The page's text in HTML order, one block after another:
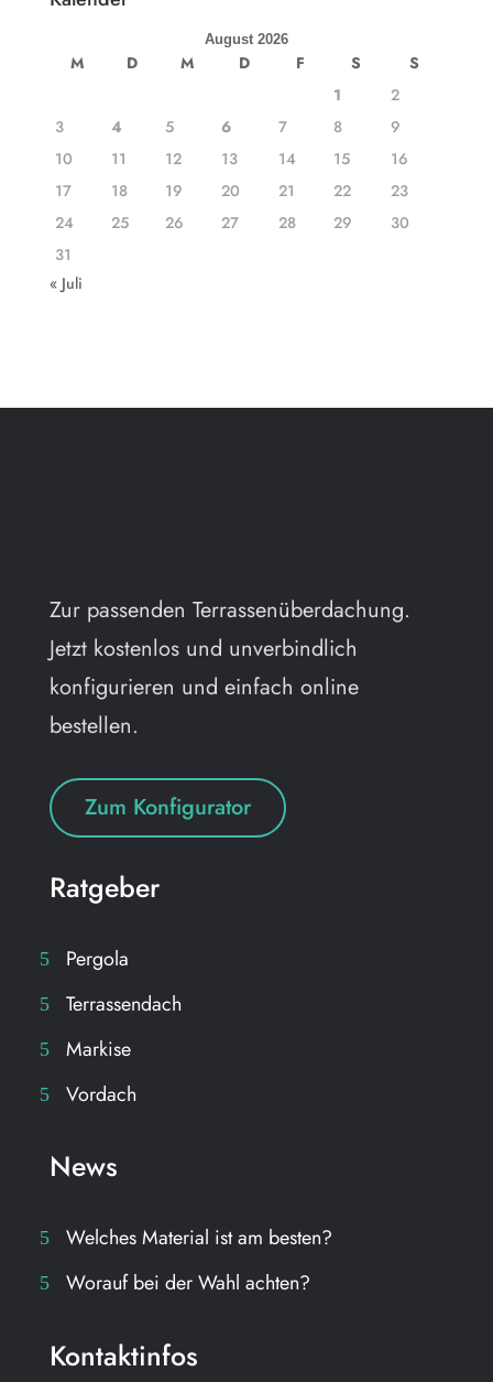
August 2026
M D M D F S
S
1
2
3
4 5 6 7 8
9
10
11 12 13 14 15
16
17
18 19 20 21 22
23
24
25 26 27 28 29
30
31
« Juli
Zur passenden Terrassenüberdachung.
Jetzt kostenlos und unverbindlich
konfigurieren und einfach online
bestellen.
Zum Konfigurator
Ratgeber
Pergola
Terrassendach
Markise
Vordach
News
Welches Material ist am besten?
Worauf bei der Wahl achten?
Kontaktinfos